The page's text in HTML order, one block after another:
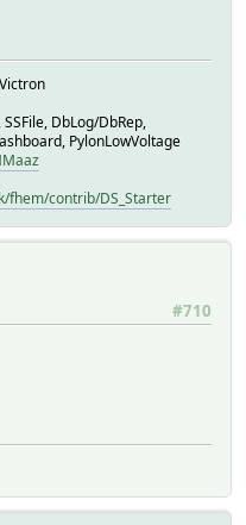
DbLog/DbRep,
PylonLowVoltage
fhem/contrib/DS_Starter
#710